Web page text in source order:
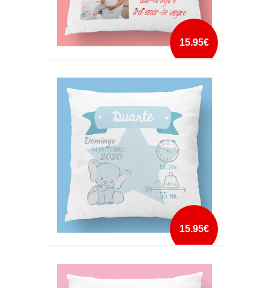
15.95€
mais info
add à lista
15.95€